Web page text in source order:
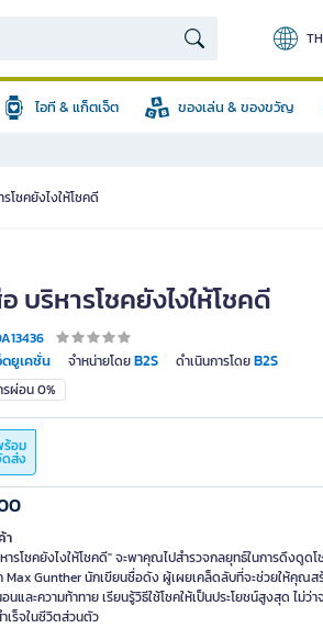
TH
ไอที & แก็ตเจ็ต ของเล่น & ของขวัญ
โชคยังไงให้โชคดี
บริหารโชคยังไงให้โชคดี
ดยูเคชั่น จำหน่ายโดยB2S ดำเนินการโดยB2S
รผ่อน 0%
อม
ส่ง
า
รโชคยังไงให้โชคดี" จะพาคุณไปสำรวจกลยุทธ์ในการดึงดูดโ
Max Gunther นักเขียนชื่อดัง ผู้เผยเคล็ดลับที่จะช่วยให้คุณส
นและความท้าทาย เรียนรู้วิธีใช้โชคให้เป็นประโยชน์สูงสุด ไม่ว่
เร็จในชีวิตส่วนตัว